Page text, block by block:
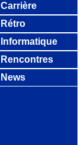
Carrière
Rétro
Informatique
Rencontres
News